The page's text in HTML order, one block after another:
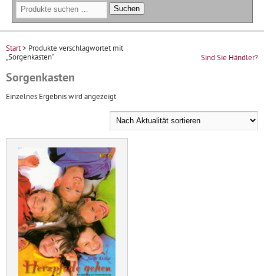
Suchen
nach:
Suchen
Start> Produkte verschlagwortet mit
„Sorgenkasten“
Sind Sie Händler?
Sorgenkasten
Einzelnes Ergebnis wird angezeigt